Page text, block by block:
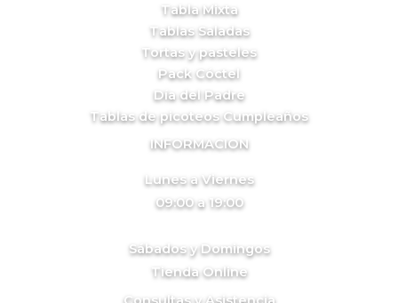
Tabla Mixta
Tablas Saladas
Tortas y pasteles
Pack Cóctel
Día del Padre
Tablas de picoteos Cumpleaños
INFORMACION
Lunes a Viernes
09:00 a 19:00
Sábados y Domingos
Tienda Online